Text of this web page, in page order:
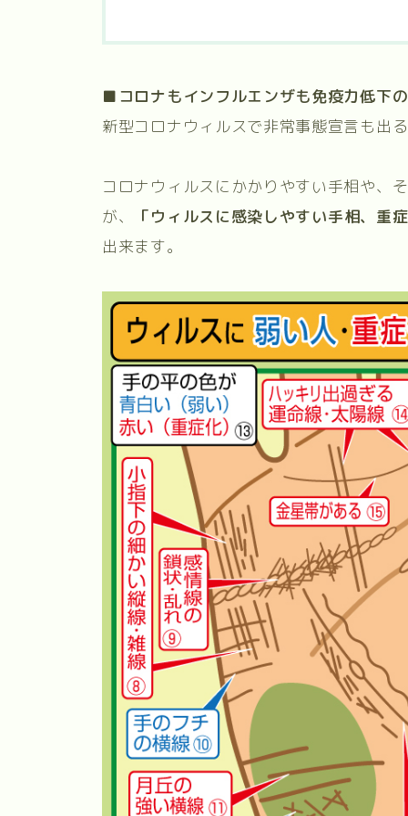
■コロナもインフルエンザも免疫力低下
新型コロナウィルスで非常事態宣言も出
コロナウィルスにかかりやすい手相や、
が、
「ウィルスに感染しやすい手相、重
出来ます。